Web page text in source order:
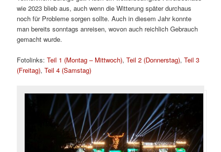
wie 2023 blieb aus, auch wenn die Witterung später durchaus
noch für Probleme sorgen sollte. Auch in diesem Jahr konnte
man bereits sonntags anreisen, wovon auch reichlich Gebrauch
gemacht wurde.
Fotolinks:Teil 1 (Montag – Mittwoch),Teil 2 (Donnerstag),Teil 3
(Freitag),Teil 4 (Samstag)